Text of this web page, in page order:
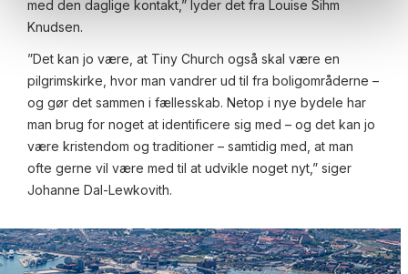
med den daglige kontakt,” lyder det fra Louise Sihm
Knudsen.
”Det kan jo være, at Tiny Church også skal være en
pilgrimskirke, hvor man vandrer ud til fra boligområderne –
og gør det sammen i fællesskab. Netop i nye bydele har
man brug for noget at identificere sig med – og det kan jo
være kristendom og traditioner – samtidig med, at man
ofte gerne vil være med til at udvikle noget nyt,” siger
Johanne Dal-Lewkovith.